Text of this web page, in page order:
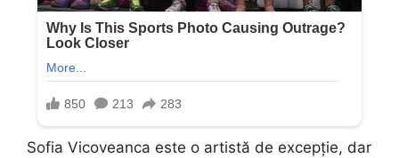
Sofia Vicoveanca este o artistă de excepție, dar